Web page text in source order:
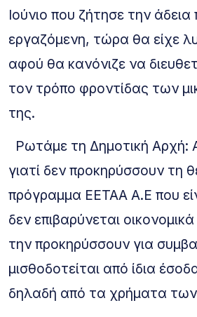
Ιούνιο που ζήτησε την άδεια
εργαζόμενη, τώρα θα είχε
αφού θα κανόνιζε να
τον τρόπο φροντίδας των
της.
Ρωτάμε τη Δημοτική Αρχή:
γιατί δεν προκηρύσσουν τη
πρόγραμμα ΕΕΤΑΑ Α.Ε που
δεν επιβαρύνεται
την προκηρύσσουν για
μισθοδοτείται από ίδια
δηλαδή από τα χρήματα